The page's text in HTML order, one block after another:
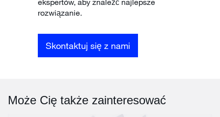
rozwiązanie.
Skontaktuj się z nami
Może Cię także zainteresować